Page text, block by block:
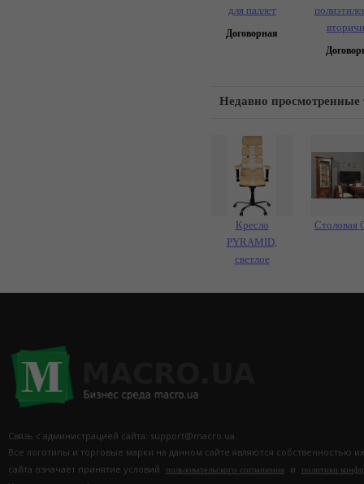
для паллет
Договорная
Недавно просмотренные
Кресло
PYRAMID,
светлое
Столовая
Связь с администрацией сайта: support@macro.ua.
Все логотипы и торговые марки на данном сайте являются собственностью
сайта означает принятие условий
пользовательского соглашения и политики